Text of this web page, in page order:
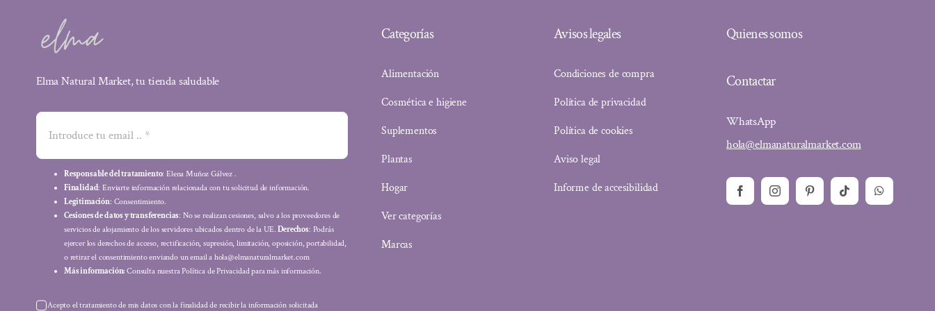
Elma Natural Market, tu tienda saludable
Responsable del tratamiento: Elena Muñoz Gálvez .
Finalidad: Enviarte información relacionada con tu solicitud de información.
Legitimación: Consentimiento.
Cesiones de datos y transferencias: No se realizan cesiones, salvo a los proveedores de
servicios de alojamiento de los servidores ubicados dentro de la UE.Derechos: Podrás
ejercer los derechos de acceso, rectificación, supresión, limitación, oposición, portabilidad,
o retirar el consentimiento enviando un email a hola@elmanaturalmarket.com
Más información: Consulta nuestra Política de Privacidad para más información.
Acepto el tratamiento de mis datos con la finalidad de recibir la información solicitada
Categorías
Alimentación
Cosmética e higiene
Suplementos
Plantas
Hogar
Ver categorías
Marcas
Avisos legales
Condiciones de compra
Política de privacidad
Política de cookies
Aviso legal
Informe de accesibilidad
Quienes somos
Contactar
WhatsApp
hola@elmanaturalmarket.com